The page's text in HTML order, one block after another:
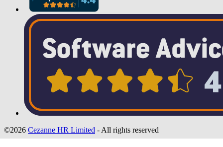
©2026 Cezanne HR Limited - All rights reserved